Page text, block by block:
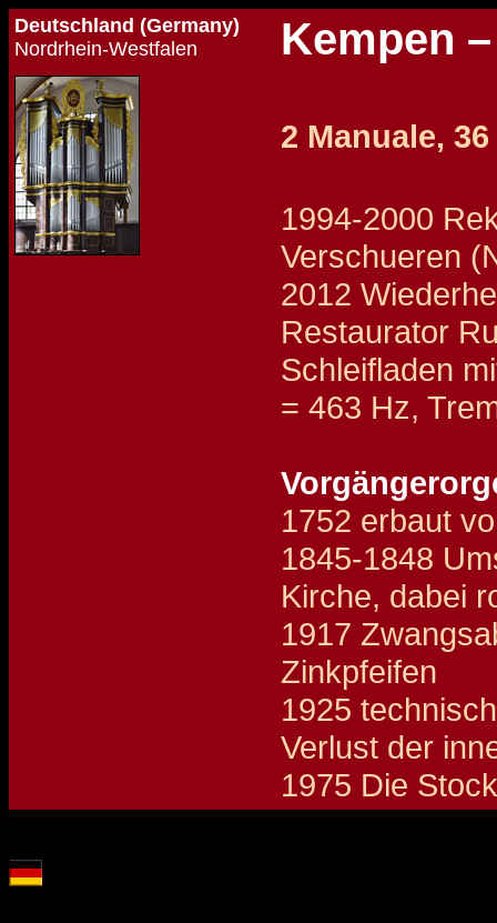
Deutschland (Germany)
Nordrhein-Westfalen
Kempen
2 Manuale,
1994-2000
Verschueren
2012
Restaurator
Schleifladen
= 463 Hz,
1752 erbaut
1845-1848
Kirche, dabei
1917
Zinkpfeifen
1925
Verlust der
1975 Die